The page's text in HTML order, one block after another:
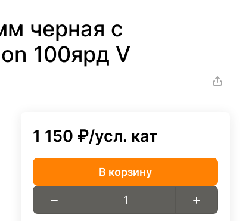
черная с
100ярд V
1 150 ₽/усл. кат
В корзину